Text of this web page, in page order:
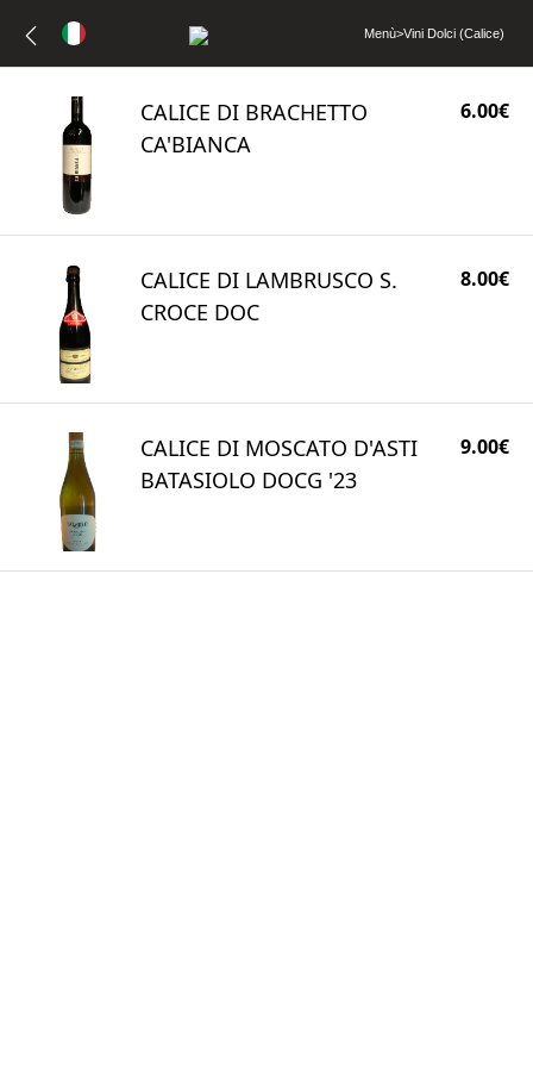
Menù>Vini Dolci (Calice)
CALICE DI BRACHETTO
CA'BIANCA
6.00€
CALICE DI LAMBRUSCO S.
CROCE DOC
8.00€
CALICE DI MOSCATO D'ASTI
BATASIOLO DOCG '23
9.00€